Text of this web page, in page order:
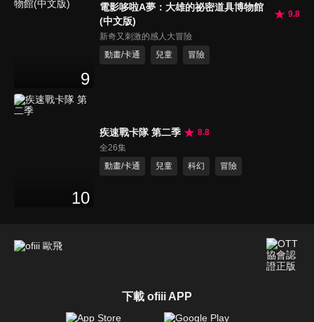
9
電影哆啦A夢：大雄的祕密道具博物館
(中文版)
9.8
新奇又刺激的感人大冒險
動畫/卡通
兒童 冒險
10
疾速戰卡隊 第二季
8.8
全26集
動畫/卡通
兒童 科幻 冒險
下載 ofiii APP